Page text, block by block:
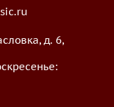
д. 6,